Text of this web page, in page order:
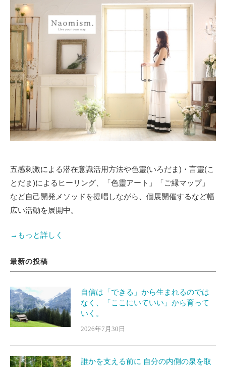
五感刺激による潜在意識活用方法や色靈(いろだま)・言靈(こ
とだま)によるヒーリング、「色靈アート」「ご縁マップ」
など自己開発メソッドを提唱しながら、個展開催するなど幅
広い活動を展開中。
→もっと詳しく
最新の投稿
自信は「できる」から生まれるのでは
なく、「ここにいていい」から育って
いく。
2026年7月30日
誰かを支える前に 自分の内側の泉を取